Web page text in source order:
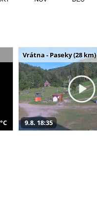
Vrátna - Paseky (28 km)
9.8. 18:35